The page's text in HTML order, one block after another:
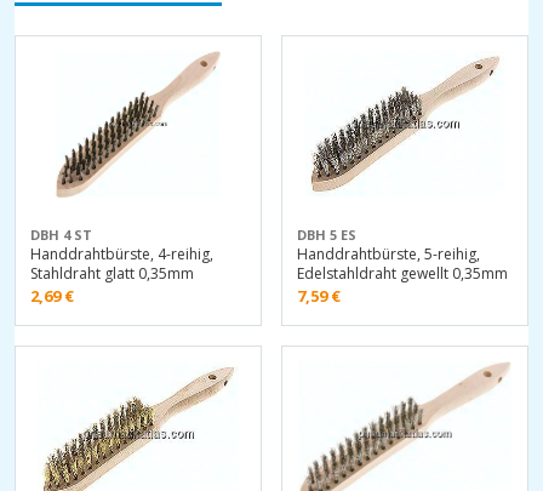
DBH 4 ST
Handdrahtbürste, 4-reihig,
Stahldraht glatt 0,35mm
2,69€
DBH 5 ES
Handdrahtbürste, 5-reihig,
Edelstahldraht gewellt 0,35mm
7,59€